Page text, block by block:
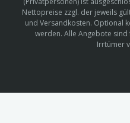
Nettopreise zzgl. der jeweils
und Versandkosten. Optional
werden. Alle Angebote
Irrtümer